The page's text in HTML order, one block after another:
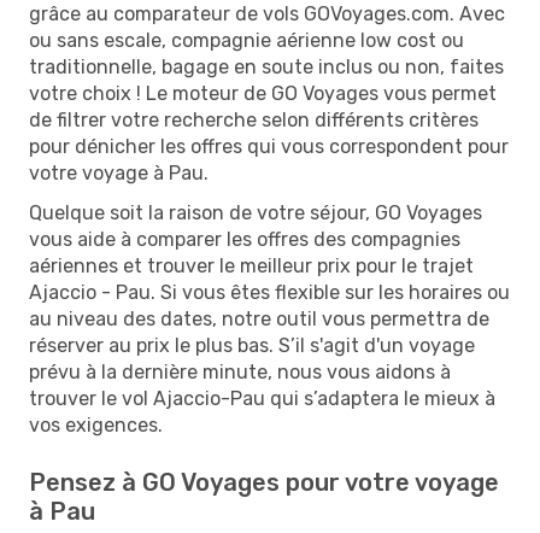
grâce au comparateur de vols GOVoyages.com. Avec
ou sans escale, compagnie aérienne low cost ou
traditionnelle, bagage en soute inclus ou non, faites
votre choix ! Le moteur de GO Voyages vous permet
de filtrer votre recherche selon différents critères
pour dénicher les offres qui vous correspondent pour
votre voyage à Pau.
Quelque soit la raison de votre séjour, GO Voyages
vous aide à comparer les offres des compagnies
aériennes et trouver le meilleur prix pour le trajet
Ajaccio - Pau. Si vous êtes flexible sur les horaires ou
au niveau des dates, notre outil vous permettra de
réserver au prix le plus bas. S’il s'agit d'un voyage
prévu à la dernière minute, nous vous aidons à
trouver le vol Ajaccio-Pau qui s’adaptera le mieux à
vos exigences.
Pensez à GO Voyages pour votre voyage
à Pau